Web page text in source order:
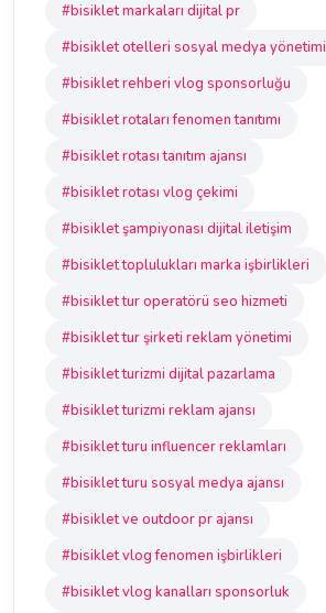
#bisiklet markaları dijital pr
#bisiklet otelleri sosyal medya yönetimi
#bisiklet rehberi vlog sponsorluğu
#bisiklet rotaları fenomen tanıtımı
#bisiklet rotası tanıtım ajansı
#bisiklet rotası vlog çekimi
#bisiklet şampiyonası dijital iletişim
#bisiklet toplulukları marka işbirlikleri
#bisiklet tur operatörü seo hizmeti
#bisiklet tur şirketi reklam yönetimi
#bisiklet turizmi dijital pazarlama
#bisiklet turizmi reklam ajansı
#bisiklet turu influencer reklamları
#bisiklet turu sosyal medya ajansı
#bisiklet ve outdoor pr ajansı
#bisiklet vlog fenomen işbirlikleri
#bisiklet vlog kanalları sponsorluk